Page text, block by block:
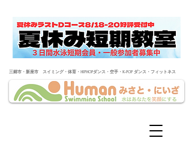
​三郷市・新座市 スイミング・体育・HIPHOPダンス・空手・K-POP ダンス・フィットネス